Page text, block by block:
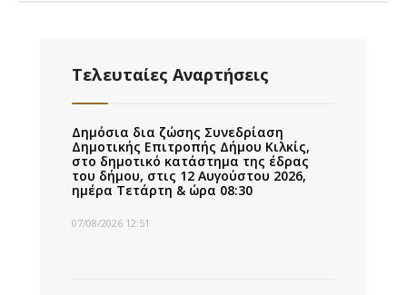
Τελευταίες Αναρτήσεις
Δημόσια δια ζώσης Συνεδρίαση
Δημοτικής Επιτροπής Δήμου Κιλκίς,
στο δημοτικό κατάστημα της έδρας
του δήμου, στις 12 Αυγούστου 2026,
ημέρα Τετάρτη & ώρα 08:30
07/08/2026 12:51